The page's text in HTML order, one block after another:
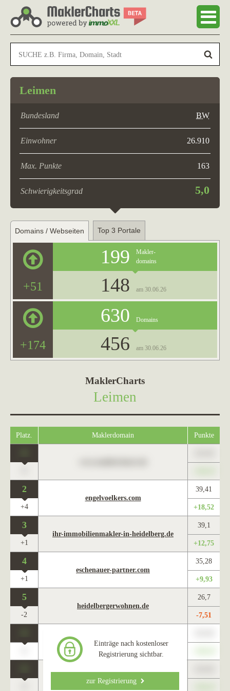
Leimen
Bundesland BW
Einwohner 26.910
Max. Punkte 163
Schwierigkeitsgrad 5,0
Domains / Webseiten Top 3 Portale
+51
199
Makler-
domains
148 am 30.06.26
+174
630 Domains
456 am 30.06.26
MaklerCharts
Leimen
Platz. Maklerdomain Punkte
2
engelvoelkers.com
39,41
+4 +18,52
3
ihr-immobilienmakler-in-heidelberg.de
39,1
+1 +12,75
4
eschenauer-partner.com
35,28
+1 +9,93
5
heidelbergerwohnen.de
26,7
-2 -7,51
www.maklercharts.de
Einträge nach kostenloser
Registrierung sichtbar.
zur Registrierung
www.maklercharts.de